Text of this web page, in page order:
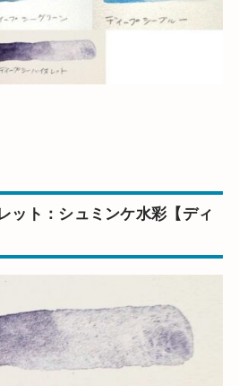
ット：シュミンケ水彩【ディ